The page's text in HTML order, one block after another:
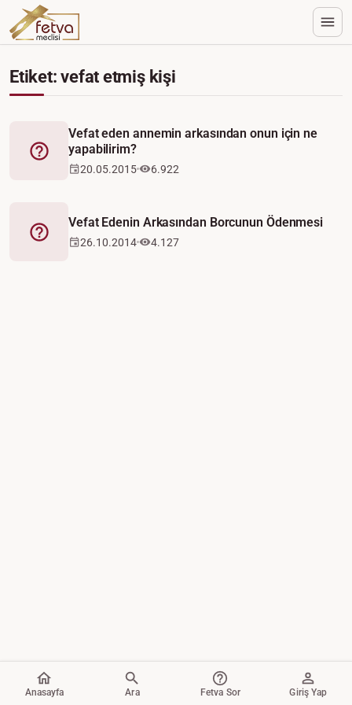
Etiket: vefat etmiş kişi
Fetva
Vefat eden annemin arkasından onun için ne
yapabilirim?
20.05.2015 6.922
Fetva
Vefat Edenin Arkasından Borcunun Ödenmesi
26.10.2014 4.127
Anasayfa Ara Fetva Sor Giriş Yap